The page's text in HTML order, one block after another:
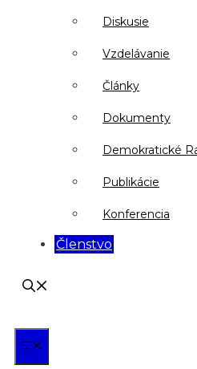
Diskusie
Vzdelávanie
Články
Dokumenty
Demokratické
Publikácie
Konferencia
Členstvo
Menu